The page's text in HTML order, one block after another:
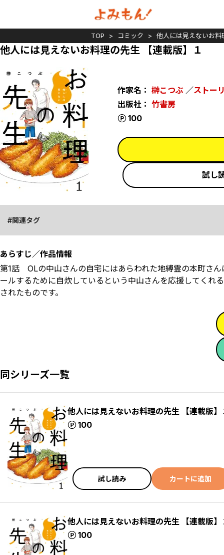
TOP コミック 他人には見えないお
他人には見えないお料理の先生 【連載版】１
作家名： 榊こつぶ ／ストー
出版社： 竹書房
100
ポイント
試し
関連タグ
あらすじ／作品情報
第1話 OLの中山さんの自宅にはあらわれた地縛霊の本町さ
ールするために自炊しているという中山さんを応援してく
されたものです。
同シリーズ一覧
他人には見えないお料理の先生 【連載版】
100
ポイント
試し読み カートに追加
他人には見えないお料理の先生 【連載版】
100
ポイント